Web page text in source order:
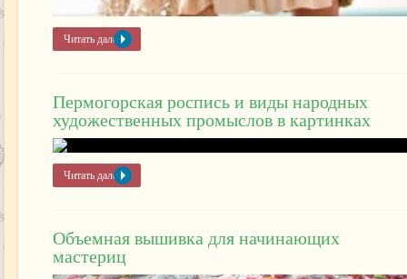
Читать далее »
Пермогорская роспись и виды народных
художественных промыслов в картинках
Читать далее »
Объемная вышивка для начинающих
мастериц